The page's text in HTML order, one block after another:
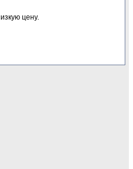
цену.